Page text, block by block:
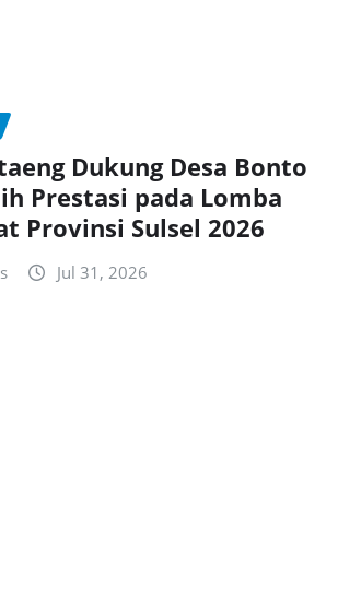
Dukung Desa Bonto
Prestasi pada Lomba
Provinsi Sulsel 2026
Jul 31, 2026